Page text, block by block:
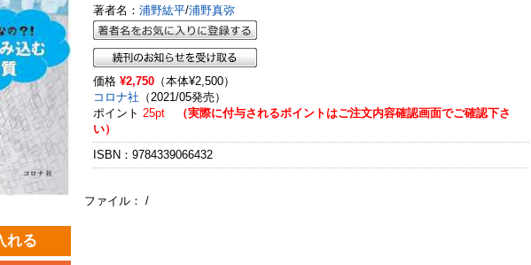
著者名： 浦野紘平/浦野真弥
価格 ¥2,750 （本体¥2,500）
コロナ社 （2021/05発売）
ポイント 25pt （実際に付与されるポイントはご注文内容確認画面でご確認下さ
い）
ISBN：9784339066432
ファイル： /